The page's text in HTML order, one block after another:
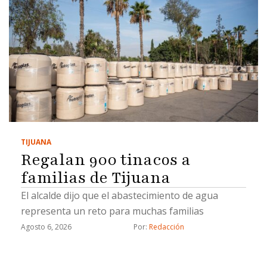
TIJUANA
Regalan 900 tinacos a
familias de Tijuana
El alcalde dijo que el abastecimiento de agua
representa un reto para muchas familias
Agosto 6, 2026 Por: Redacción